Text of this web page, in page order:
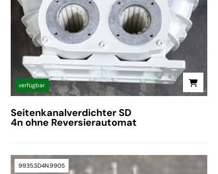
verfügbar
Seitenkanalverdichter SD
4n ohne Reversierautomat
9935.SD4N.9905